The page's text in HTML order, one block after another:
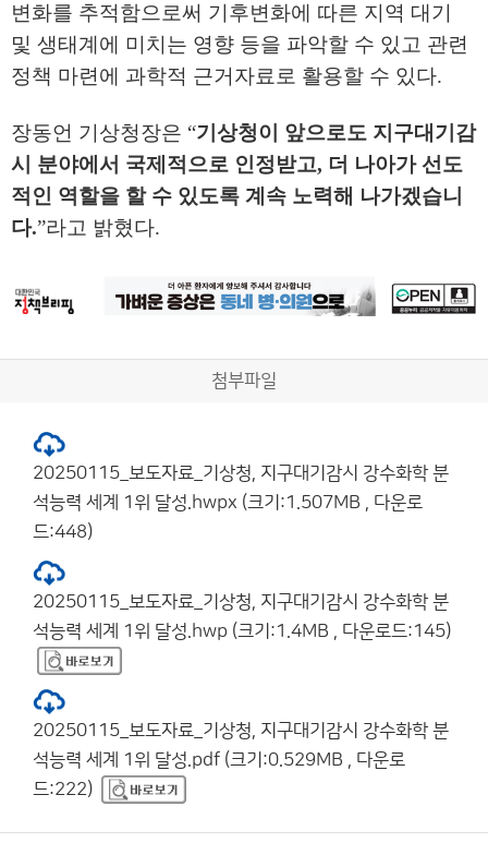
변화를 추적함으로써 기후변화에 따른 지역 대기
및 생태계에 미치는 영향 등을 파악할 수 있고 관련
정책 마련에 과학적 근거자료로 활용할 수 있다.
장동언 기상청장은 “기상청이 앞으로도 지구대기감
시 분야에서 국제적으로 인정받고, 더 나아가 선도
적인 역할을 할 수 있도록 계속 노력해 나가겠습니
다.”라고 밝혔다.
첨부파일
20250115_보도자료_기상청, 지구대기감시 강수화학 분
석능력 세계 1위 달성.hwpx (크기:1.507MB , 다운로
드:448)
20250115_보도자료_기상청, 지구대기감시 강수화학 분
석능력 세계 1위 달성.hwp (크기:1.4MB , 다운로드:145)
20250115_보도자료_기상청, 지구대기감시 강수화학 분
석능력 세계 1위 달성.pdf (크기:0.529MB , 다운로
드:222)